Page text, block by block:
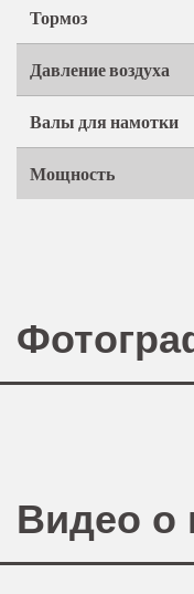
Тормоз
Давление воздуха
Валы для намотки
Мощность
Видео о